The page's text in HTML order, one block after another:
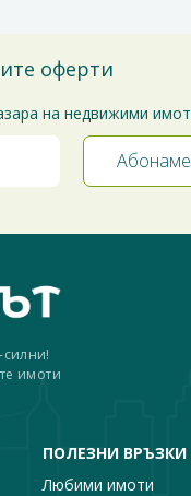
оферти
на недвижими
имоти
ПОЛЕЗНИ ВРЪЗКИ
Любими имоти